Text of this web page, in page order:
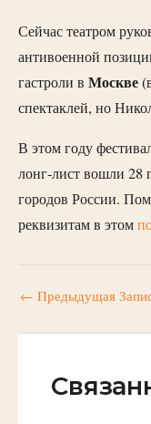
Сейчас театром
антивоенной
гастроли в Москве
спектаклей, но
В этом году
лонг-лист вошли 28
городов России.
реквизитам в этом
← Предыдущая